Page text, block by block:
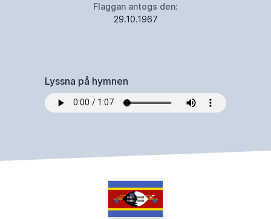
Flaggan antogs den:
29.10.1967
Lyssna på hymnen